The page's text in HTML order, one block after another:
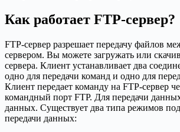
Как работает FTP-сервер?
FTP-сервер разрешает передачу файлов
сервером. Вы можете загружать или
сервера. Клиент устанавливает два
одно для передачи команд и одно для
Клиент передает команду на FTP-сервер
командный порт FTP. Для передачи
данных. Существует два типа режимов
передачи данных: